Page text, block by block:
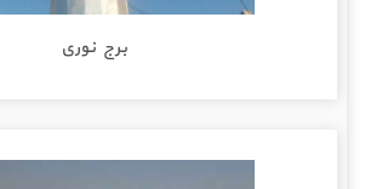
برج نوری